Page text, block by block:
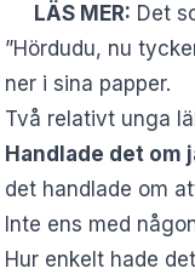
LÄS MER: Det
”Hördudu, nu
ner i sina papper.
Två relativt unga
Handlade det om
det handlade om
Inte ens med
Hur enkelt hade